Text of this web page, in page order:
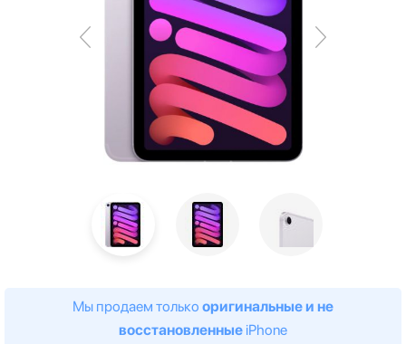
Мы продаем только оригинальные и не
восстановленные iPhone